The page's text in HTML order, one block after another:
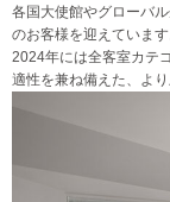
各国大使館やグローバ
のお客様を迎えています
2024年には全客室カテ
適性を兼ね備えた、よ